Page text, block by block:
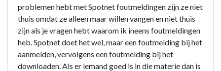
problemen hebt met Spotnet foutmeldingen zijn ze niet
thuis omdat ze alleen maar willen vangen en niet thuis
zijn als je vragen hebt waarom ik ineens foutmeldingen
heb. Spotnet doet het wel, maar een foutmelding bij het
aanmelden, vervolgens een foutmelding bij het
downloaden. Als er iemand goed is in die materie dan is